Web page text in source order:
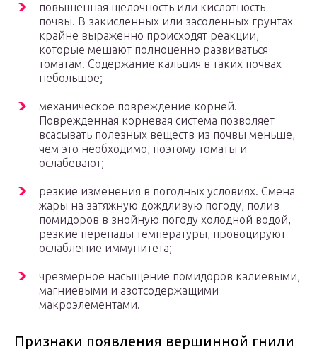
повышенная щелочность или кислотность
почвы. В закисленных или засоленных грунтах
крайне выраженно происходят реакции,
которые мешают полноценно развиваться
томатам. Содержание кальция в таких почвах
небольшое;
механическое повреждение корней.
Поврежденная корневая система позволяет
всасывать полезных веществ из почвы меньше,
чем это необходимо, поэтому томаты и
ослабевают;
резкие изменения в погодных условиях. Смена
жары на затяжную дождливую погоду, полив
помидоров в знойную погоду холодной водой,
резкие перепады температуры, провоцируют
ослабление иммунитета;
чрезмерное насыщение помидоров калиевыми,
магниевыми и азотсодержащими
макроэлементами.
Признаки появления вершинной гнили